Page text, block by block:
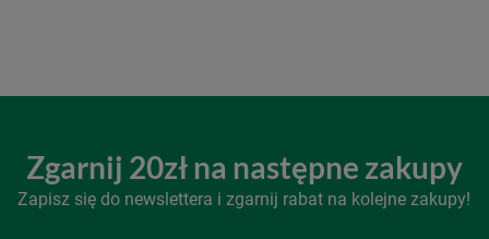
Zgarnij 20zł na następne zakupy
Zapisz się do newslettera i zgarnij rabat na kolejne zakupy!